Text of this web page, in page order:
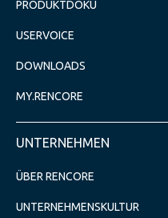
PRODUKTDOKU
USERVOICE
DOWNLOADS
MY.RENCORE
UNTERNEHMEN
ÜBER RENCORE
UNTERNEHMENSKULTUR